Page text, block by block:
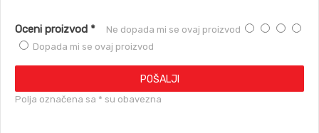
Oceni proizvod * Ne dopada mi se ovaj proizvod
Dopada mi se ovaj proizvod
POŠALJI
Polja označena sa * su obavezna